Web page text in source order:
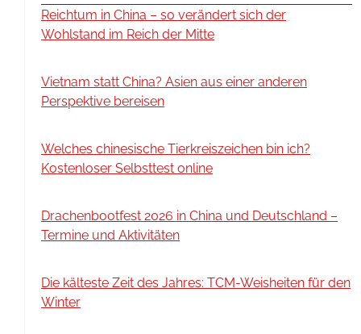
Reichtum in China – so verändert sich der
Wohlstand im Reich der Mitte
Vietnam statt China? Asien aus einer anderen
Perspektive bereisen
Welches chinesische Tierkreiszeichen bin ich?
Kostenloser Selbsttest online
Drachenbootfest 2026 in China und Deutschland –
Termine und Aktivitäten
Die kälteste Zeit des Jahres: TCM-Weisheiten für den
Winter